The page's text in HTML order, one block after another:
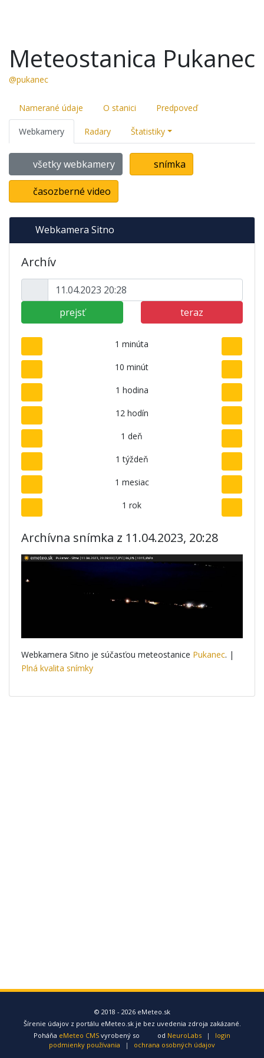
Meteostanica Pukanec
@pukanec
Namerané údaje O stanici Predpoveď
Webkamery Radary Štatistiky
všetky webkamery snímka
časozberné video
Webkamera Sitno
Archív
prejsť teraz
1 minúta
10 minút
1 hodina
12 hodín
1 deň
1 týždeň
1 mesiac
1 rok
Archívna snímka z 11.04.2023, 20:28
Webkamera Sitno je súčasťou meteostanice Pukanec. |
Plná kvalita snímky
© 2018 - 2026 eMeteo.sk
Šírenie údajov z portálu eMeteo.sk je bez uvedenia zdroja zakázané.
Poháňa eMeteo CMS vyrobený so od NeuroLabs |
login
podmienky používania
| ochrana osobných údajov